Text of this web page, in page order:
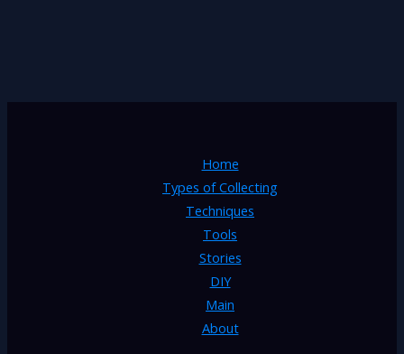
Home
Types of Collecting
Techniques
Tools
Stories
DIY
Main
About